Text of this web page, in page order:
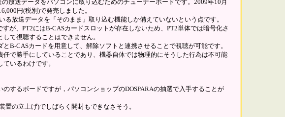
放送データをパソコンに取り込むためのチューナーボードです。2009年10月
円(税別)で発売しました。
る放送データを「そのまま」取り込む機能しか備えていないという点です。
が、PT2にはB-CASカードスロットが存在しないため、PT2単体では暗号化さ
て視聴することはできません。
B-CASカードを用意して、解除ソフトと連携させることで視聴が可能です。
で勝手にしていることであり、機器自体では物理的にそうした行為は不可能
いるわけです。
するボードですが，パソコンショップのDOSPARAの抽選で入手することが
の立上げ)でしばらく開封もできなさそう。